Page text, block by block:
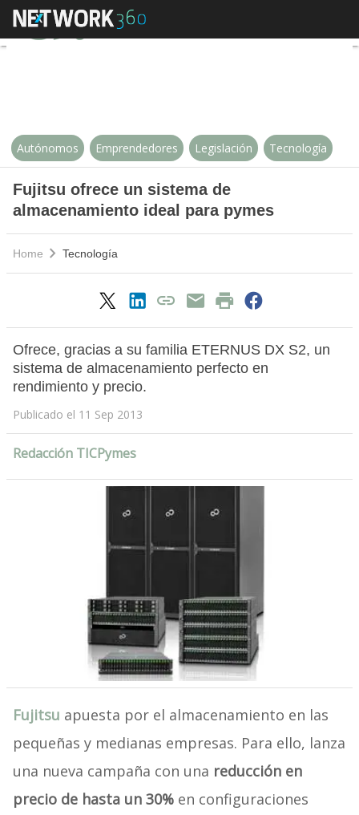
Fujitsu ofrece un sistema de
Autónomos Emprendedores Legislación Tecnología
Fujitsu ofrece un sistema de
almacenamiento ideal para pymes
Home Tecnología
Ofrece, gracias a su familia ETERNUS DX S2, un
sistema de almacenamiento perfecto en
rendimiento y precio.
Publicado el 11 Sep 2013
Redacción TICPymes
Fujitsu apuesta por el almacenamiento en las
pequeñas y medianas empresas. Para ello, lanza
una nueva campaña con una reducción en
precio de hasta un 30%en configuraciones